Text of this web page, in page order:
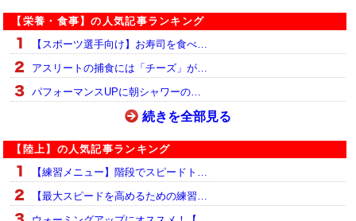
【栄養・食事】の人気記事ランキング
【スポーツ選手向け】お寿司を食べ…
アスリートの捕食には「チーズ」が…
パフォーマンスUPに朝シャワーの…
続きを全部見る
【陸上】の人気記事ランキング
【練習メニュー】階段でスピードト…
【最大スピードを高めるための練習…